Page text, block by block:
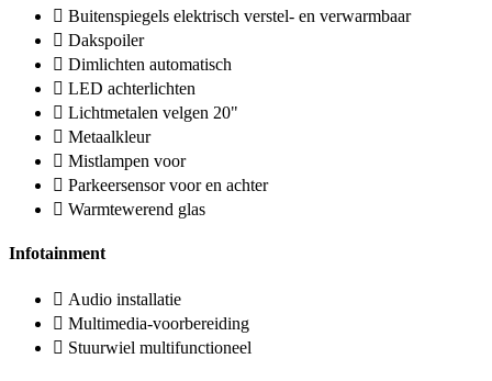
Buitenspiegels elektrisch verstel- en verwarmbaar
Dakspoiler
Dimlichten automatisch
LED achterlichten
Lichtmetalen velgen 20"
Metaalkleur
Mistlampen voor
Parkeersensor voor en achter
Warmtewerend glas
Infotainment
Audio installatie
Multimedia-voorbereiding
Stuurwiel multifunctioneel